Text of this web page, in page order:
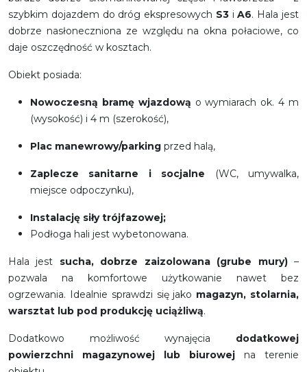
szybkim dojazdem do dróg ekspresowych S3iA6. Hala jest
dobrze nasłoneczniona ze względu na okna połaciowe, co
daje oszczędność w kosztach.
Obiekt posiada:
Nowoczesną bramę wjazdową o wymiarach ok. 4 m
(wysokość) i 4 m (szerokość),
Plac manewrowy/parking przed halą,
Zaplecze sanitarne i socjalne (WC, umywalka,
miejsce odpoczynku),
Instalację siły trójfazowej;
Podłoga hali jest wybetonowana.
Hala jest sucha, dobrze zaizolowana (grube mury)–
pozwala na komfortowe użytkowanie nawet bez
ogrzewania. Idealnie sprawdzi się jako magazyn, stolarnia,
warsztat lub pod produkcję uciążliwą.
Dodatkowo możliwość wynajęcia dodatkowej
powierzchni magazynowej lub biurowej na terenie